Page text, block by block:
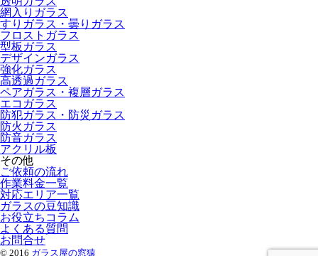
網入りガラス
すりガラス・曇りガラス
フロストガラス
型板ガラス
デザインガラス
強化ガラス
高透過ガラス
ペアガラス・複層ガラス
エコガラス
防犯ガラス・防災ガラス
防火ガラス
防音ガラス
アクリル板
その他
ご依頼の流れ
作業料金一覧
対応エリア一覧
ガラスの豆知識
お役立ちコラム
よくある質問
お問合せ
© 2016 ガラス屋の窓猿